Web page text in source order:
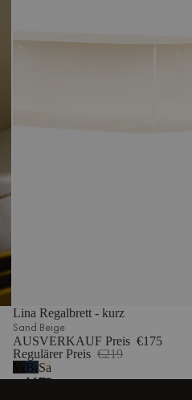
Lina Regalbrett - kurz
Sand Beige
AUSVERKAUF Preis €175
Regulärer Preis €219
Vulkanschwarz
Baltisches
Marineblau
Sand
Beige